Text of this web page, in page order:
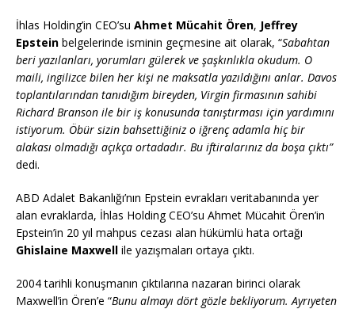
İhlas Holding’in CEO’su Ahmet Mücahit Ören, Jeffrey
Epstein belgelerinde isminin geçmesine ait olarak, “Sabahtan
beri yazılanları, yorumları gülerek ve şaşkınlıkla okudum. O
maili, ingilizce bilen her kişi ne maksatla yazıldığını anlar. Davos
toplantılarından tanıdığım bireyden, Virgin firmasının sahibi
Richard Branson ile bir iş konusunda tanıştırması için yardımını
istiyorum. Öbür sizin bahsettiğiniz o iğrenç adamla hiç bir
alakası olmadığı açıkça ortadadır. Bu iftiralarınız da boşa çıktı”
dedi.
ABD Adalet Bakanlığı’nın Epstein evrakları veritabanında yer
alan evraklarda, İhlas Holding CEO’su Ahmet Mücahit Ören’in
Epstein’in 20 yıl mahpus cezası alan hükümlü hata ortağı
Ghislaine Maxwell ile yazışmaları ortaya çıktı.
2004 tarihli konuşmanın çıktılarına nazaran birinci olarak
Maxwell’in Ören’e “Bunu almayı dört gözle bekliyorum. Ayrıyeten